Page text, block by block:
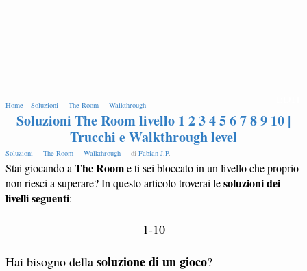
Home - Soluzioni - The Room - Walkthrough -
Soluzioni The Room livello 1 2 3 4 5 6 7 8 9 10 |
Trucchi e Walkthrough level
Soluzioni - The Room - Walkthrough - di Fabian J.P.
Stai giocando a The Roome ti sei bloccato in un livello che proprio
non riesci a superare? In questo articolo troverai lesoluzioni dei
livelli seguenti:
1-10
Hai bisogno della soluzione di un gioco?